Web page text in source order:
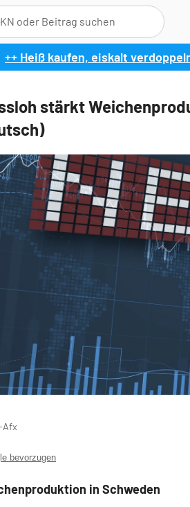
++ Heiß kaufen, eiskalt
stärkt
Afx
bevorzugen
in Schweden